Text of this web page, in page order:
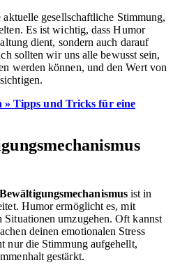
gesellschaftliche Stimmung,
Es ist wichtig, dass Humor
dient, sondern auch darauf
sollten wir uns alle bewusst sein,
werden können, und den Wert von
» Tipps und Tricks für eine
ist in
Humor ermöglicht es, mit
Situationen umzugehen. Oft kannst
deinen emotionalen Stress
nur die Stimmung aufgehellt,
gestärkt.